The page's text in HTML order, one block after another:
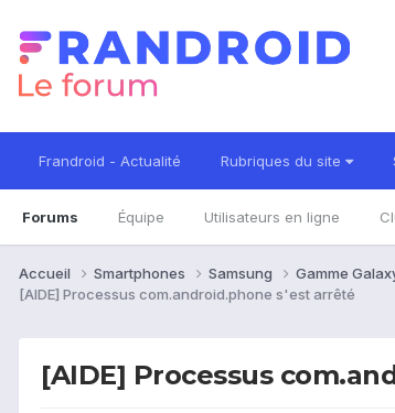
Frandroid - Actualité Rubriques du site
Forums Équipe Utilisateurs en ligne
Accueil Smartphones Samsung Gamme
[AIDE] Processus com.android.phone s'est arrêté
[AIDE] Processus